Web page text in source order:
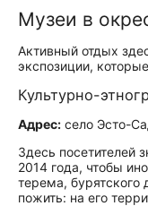
Музеи в
Активный отдых
экспозиции,
Культурно-
Адрес: село Эсто-
Здесь посетителей
2014 года, чтобы
терема, бурятского
пожить: на его